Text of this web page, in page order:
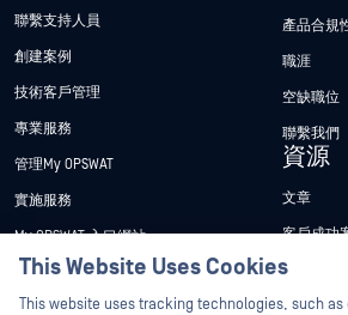
聯繫支持人員
創建案例
技術客戶管理
專業服務
管理My OPSWAT
實施服務
My OPSWAT 入口網站
技術檔案
訓練
產品合規
職涯
空缺職位
聯繫我們
資源
文章
客戶成功
新聞稿
新聞報導
This Website Uses Cookies
This website uses tracking technologies, such
Hey there!